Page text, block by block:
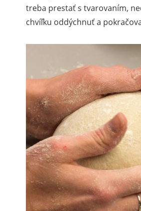
treba prestať s tvarovaním,
chvíľku oddýchnuť a